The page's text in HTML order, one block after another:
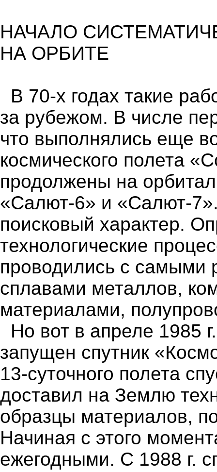
НАЧАЛО
НА ОРБИТЕ
В 70-х годах такие
за рубежом. В числе
что выполнялись еще
космического полета
продолжены на
«Салют-6» и «Салют-
поисковый характер.
технологические
проводились с самыми
сплавами металлов,
материалами,
Но вот в апреле 1985
запущен спутник
13-суточного полета
доставил на Землю
образцы материалов,
Начиная с этого
ежегодными. С 1988 г.